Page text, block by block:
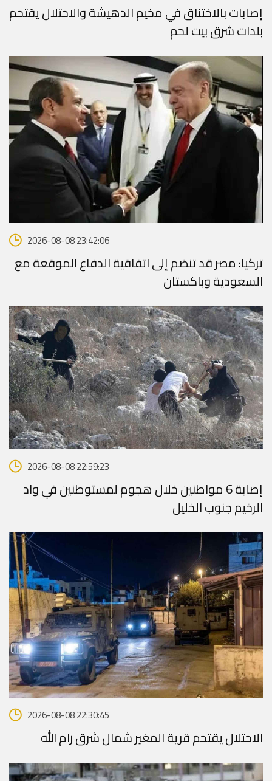
إصابات بالاختناق في مخيم الدهيشة والاحتلال يقتحم
بلدات شرق بيت لحم
2026-08-08 23:42:06
تركيا: مصر قد تنضم إلى اتفاقية الدفاع الموقعة مع
السعودية وباكستان
2026-08-08 22:59:23
إصابة 6 مواطنين خلال هجوم لمستوطنين في واد
الرخيم جنوب الخليل
2026-08-08 22:30:45
الاحتلال يقتحم قرية المغير شمال شرق رام الله